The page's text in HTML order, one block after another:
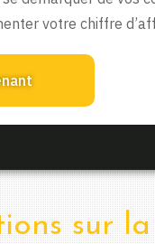
votre chiffre
sur